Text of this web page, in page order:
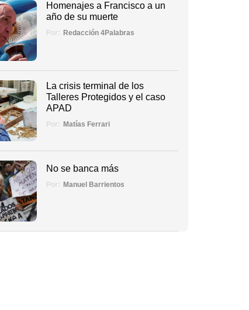
Homenajes a Francisco a un
año de su muerte
Por: Redacción 4Palabras
La crisis terminal de los
Talleres Protegidos y el caso
APAD
Por: Matías Ferrari
No se banca más
Por: Manuel Barrientos